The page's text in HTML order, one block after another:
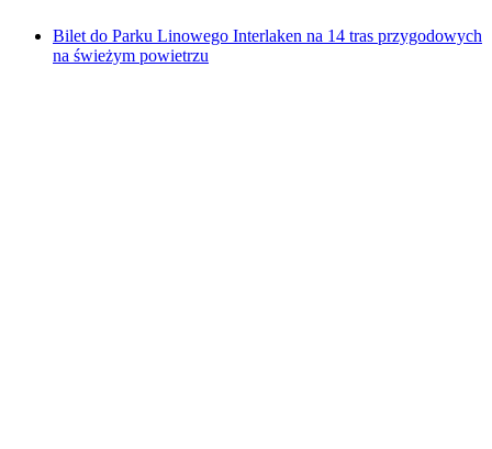
Bilet do Parku Linowego Interlaken na 14 tras przygodowych
na świeżym powietrzu